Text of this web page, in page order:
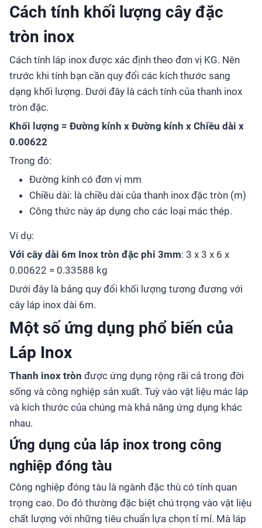
Cách tính khối lượng cây đặc
tròn inox
Cách tính láp inox được xác định theo đơn vị KG. Nên
trước khi tính bạn cần quy đổi các kích thước sang
dạng khối lượng. Dưới đây là cách tính của thanh inox
tròn đặc.
Khối lượng = Đường kính x Đường kính x Chiều dài x
0.00622
Trong đó:
Đường kính có đơn vị mm
Chiều dài: là chiều dài của thanh inox đặc tròn (m)
Công thức này áp dụng cho các loại mác thép.
Ví dụ:
Với cây dài 6m Inox tròn đặc phi 3mm: 3 x 3 x 6 x
0.00622 = 0.33588 kg
Dưới đây là bảng quy đổi khối lượng tương đương với
cây láp inox dài 6m.
Một số ứng dụng phổ biến của
Láp Inox
Thanh inox tròn được ứng dụng rộng rãi cả trong đời
sống và công nghiệp sản xuất. Tuỳ vào vật liệu mác láp
và kích thước của chúng mà khả năng ứng dụng khác
nhau.
Ứng dụng của láp inox trong công
nghiệp đóng tàu
Công nghiệp đóng tàu là ngành đặc thù có tính quan
trọng cao. Do đó thường đặc biệt chú trọng vào vật liệu
chất lượng với những tiêu chuẩn lựa chọn tỉ mỉ. Mà láp